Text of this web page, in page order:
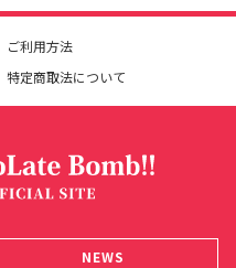
ご利用方法
特定商取法について
NEWS